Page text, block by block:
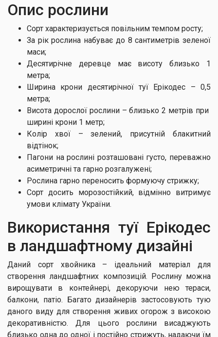
Опис рослини
Сорт характеризується повільним темпом росту;
За рік рослина набуває до 8 сантиметрів зеленої
маси;
Десятирічне деревце має висоту близько 1
метра;
Ширина крони десятирічної туї Ерікодес – 0,5
метра;
Висота дорослої рослини – близько 2 метрів при
ширині крони 1 метр;
Колір хвої – зелений, присутній блакитний
відтінок;
Пагони на рослині розташовані густо, переважно
асиметричні та гарно розгалужені;
Рослина гарно переносить формуючу стрижку;
Сорт досить морозостійкий, відмінно витримує
умови клімату України.
Використання туї Ерікодес
в ландшафтному дизайні
Даний сорт хвойника – ідеальний матеріал для
створення ландшафтних композицій. Рослину можна
вирощувати в контейнері, декоруючи нею тераси,
балкони, патіо. Багато дизайнерів застосовують тую
даного виду для створення живих огорож з високою
декоративністю. Для цього рослини висаджують
близько одна до одної і постійно стрижуть, надаючи їм